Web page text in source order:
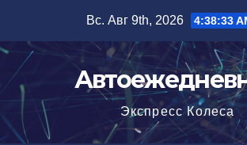
содержимому
Вс. Авг 9th, 2026 4:38:34
Экспресс Колеса